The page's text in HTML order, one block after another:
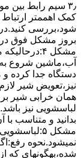
۳٫ ﺳﯿﻢ راﺑﻂ
کمک اهممتر
ﺷﻮد،بررسی
ﺑﺮوز مشکل ﻓﻮق
مشکل
آب،ﻣﺎﺷﯿﻦ ﺷﺮوع
دستگاه جدا کرده
نیز،تعویض شیر
همان خرابی شیر
لباسشویی نیز
بدانید و متناسب با
مشکل
نمیشود.نحوه
ﺷﺪه،بهگونهای ﮐﻪ